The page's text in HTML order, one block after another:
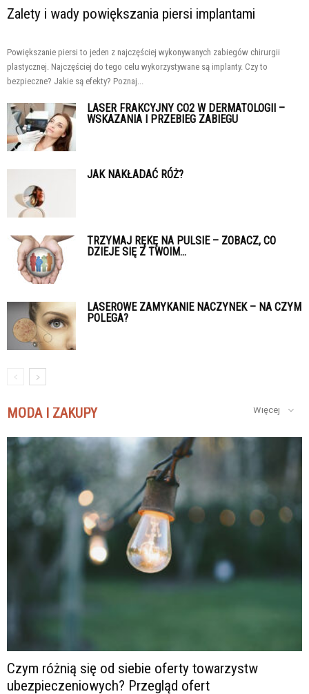
Zalety i wady powiększania piersi implantami
Powiększanie piersi to jeden z najczęściej wykonywanych zabiegów chirurgii
plastycznej. Najczęściej do tego celu wykorzystywane są implanty. Czy to
bezpieczne? Jakie są efekty? Poznaj...
LASER FRAKCYJNY CO2 W DERMATOLOGII –
WSKAZANIA I PRZEBIEG ZABIEGU
JAK NAKŁADAĆ RÓŻ?
TRZYMAJ RĘKĘ NA PULSIE – ZOBACZ, CO
DZIEJE SIĘ Z TWOIM...
LASEROWE ZAMYKANIE NACZYNEK – NA CZYM
POLEGA?
MODA I ZAKUPY Więcej
Czym różnią się od siebie oferty towarzystw
ubezpieczeniowych? Przegląd ofert